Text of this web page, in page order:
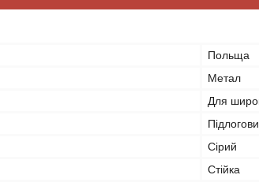
Польща
Метал
Для
Сірий
Стійка